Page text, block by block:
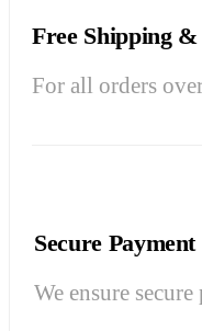
Free Shipping
For all orders
Secure Payment
We ensure